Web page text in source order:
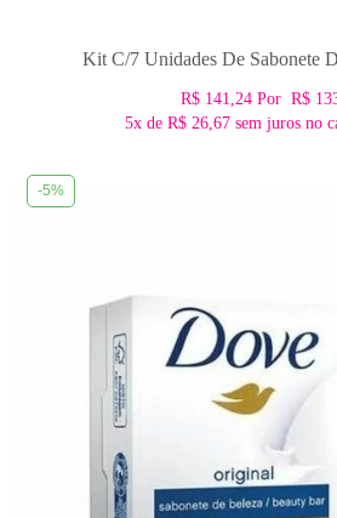
Kit C/7 Unidades De Sabonete
R$ 141,24 Por R$
5xde R$ 26,67sem juros no
-5%